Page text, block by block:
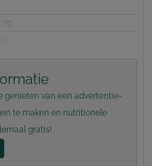
7g
genieten van een advertentie-
te maken en nutritionele
gratis!